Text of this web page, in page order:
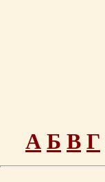
А Б В Г